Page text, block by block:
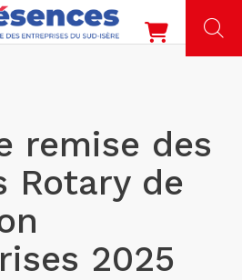
remise des
Rotary de
2025